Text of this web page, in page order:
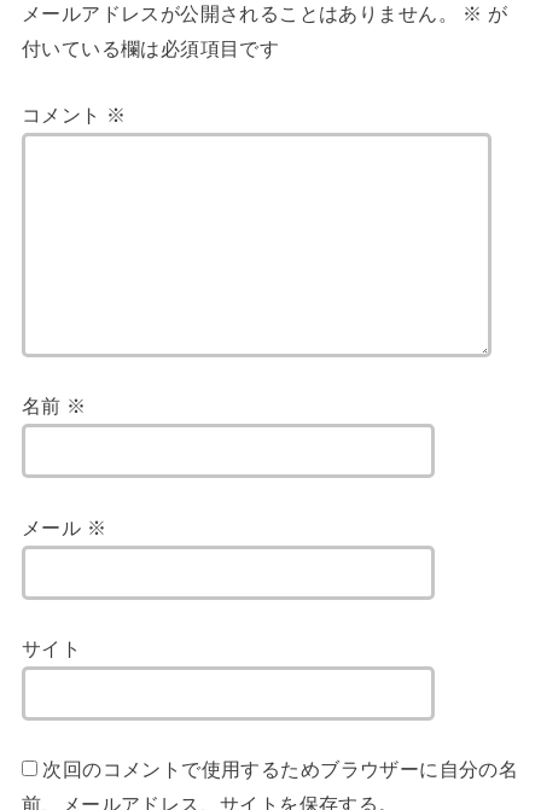
メールアドレスが公開されることはありません。 ※ が
付いている欄は必須項目です
コメント ※
名前 ※
メール ※
サイト
次回のコメントで使用するためブラウザーに自分の名
前、メールアドレス、サイトを保存する。